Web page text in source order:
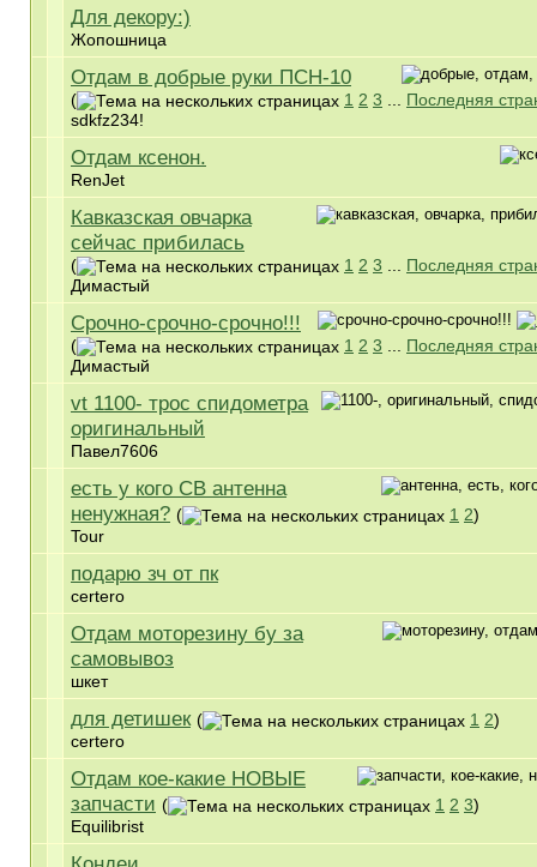
Для декору:)
Жопошница
Отдам в добрые руки ПСН-10
( 1 2 3
Последняя
sdkfz234!
Отдам ксенон.
RenJet
Кавказская овчарка
сейчас прибилась
( 1 2 3
Последняя
Димастый
Срочно-срочно-срочно!!!
( 1 2 3
Последняя
Димастый
vt 1100- трос спидометра
оригинальный
Павел7606
есть у кого CB антенна
ненужная? ( 1 2)
Tour
подарю зч от пк
certero
Отдам моторезину бу за
самовывоз
шкет
для детишек ( 1 2)
certero
Отдам кое-какие НОВЫЕ
запчасти ( 1 2 3)
Equilibrist